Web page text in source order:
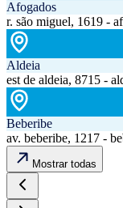
Afogados
r. são miguel, 1619 -
Aldeia
est de aldeia, 8715 -
Beberibe
av. beberibe, 1217 -
Mostrar todas